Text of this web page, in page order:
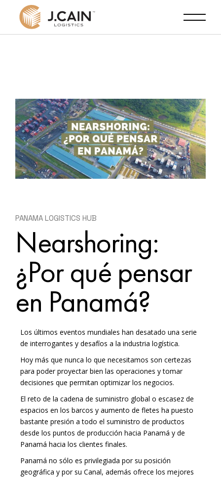
PANAMA LOGISTICS HUB
Nearshoring:
¿Por qué pensar
en Panamá?
Los últimos eventos mundiales han desatado una serie
de interrogantes y desafíos a la industria logística.
Hoy más que nunca lo que necesitamos son certezas
para poder proyectar bien las operaciones y tomar
decisiones que permitan optimizar los negocios.
El reto de la cadena de suministro global o escasez de
espacios en los barcos y aumento de fletes ha puesto
bastante presión a todo el suministro de productos
desde los puntos de producción hacia Panamá y de
Panamá hacia los clientes finales.
Panamá no sólo es privilegiada por su posición
geográfica y por su Canal, además ofrece los mejores